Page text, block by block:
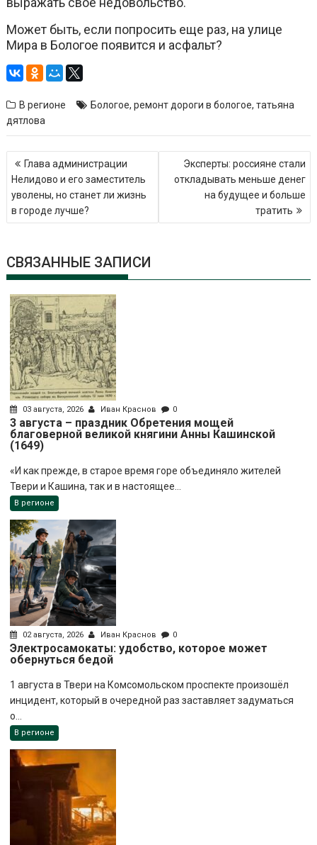
Может быть, если попросить еще раз, на улице
Мира в Бологое появится и асфальт?
В регионе Бологое,ремонт дороги в бологое,татьяна
дятлова
Навигация
по
записям
Глава администрации
Нелидово и его заместитель
уволены, но станет ли жизнь
в городе лучше?
Эксперты: россияне стали
откладывать меньше денег
на будущее и больше
тратить
СВЯЗАННЫЕ ЗАПИСИ
03 августа, 2026 Иван Краснов 0
3 августа – праздник Обретения мощей
благоверной великой княгини Анны Кашинской
(1649)
«И как прежде, в старое время горе объединяло жителей
Твери и Кашина, так и в настоящее...
В регионе
02 августа, 2026 Иван Краснов 0
Электросамокаты: удобство, которое может
обернуться бедой
1 августа в Твери на Комсомольском проспекте произошёл
инцидент, который в очередной раз заставляет задуматься
о...
В регионе